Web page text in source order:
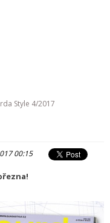
Style 4/2017
00:15